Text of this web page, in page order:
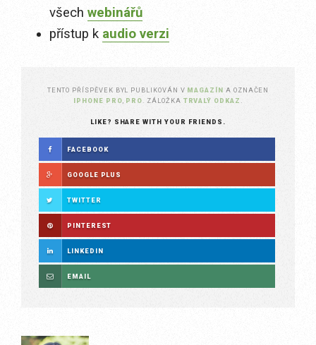
všech webinářů
přístup k audio verzi
TENTO PŘÍSPĚVEK BYL PUBLIKOVÁN V MAGAZÍN A OZNAČEN
IPHONE PRO PRO . ZÁLOŽKA TRVALÝ ODKAZ
LIKE? SHARE WITH YOUR FRIENDS.
FACEBOOK
GOOGLE PLUS
TWITTER
PINTEREST
LINKEDIN
EMAIL